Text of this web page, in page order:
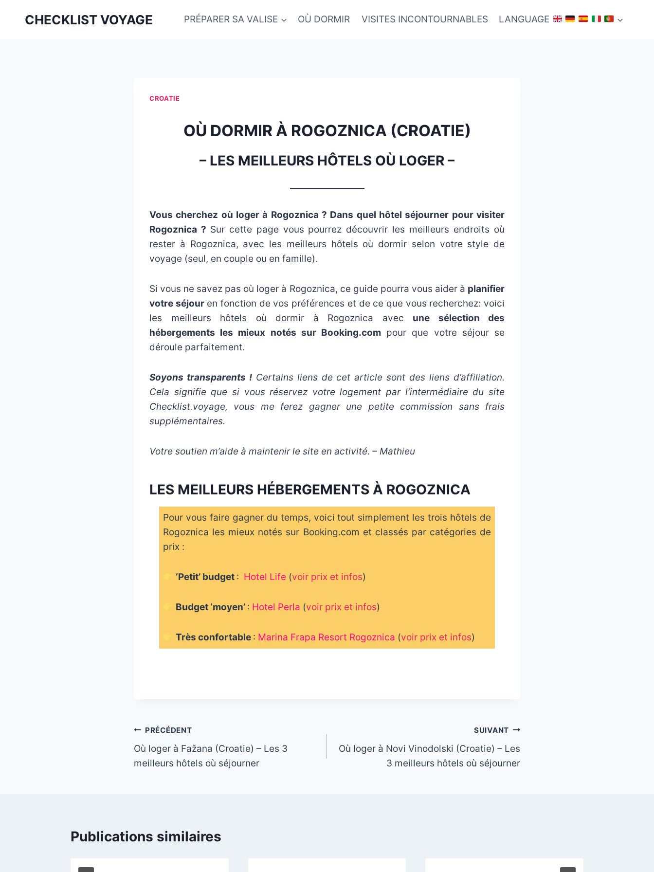
CHECKLIST VOYAGE PRÉPARER SA VALISE OÙ DORMIR VISITES INCONTOURNABLES LANGUAGE
CROATIE
OÙ DORMIR À ROGOZNICA (CROATIE)
– LES MEILLEURS HÔTELS OÙ LOGER –
Vous cherchez où loger à Rogoznica ? Dans quel hôtel séjourner pour visiter
Rogoznica ? Sur cette page vous pourrez découvrir les meilleurs endroits où
rester à Rogoznica, avec les meilleurs hôtels où dormir selon votre style de
voyage (seul, en couple ou en famille).
Si vous ne savez pas où loger à Rogoznica, ce guide pourra vous aider à planifier
votre séjouren fonction de vos préférences et de ce que vous recherchez: voici
les meilleurs hôtels où dormir à Rogoznica avec une sélection des
hébergements les mieux notés sur Booking.com pour que votre séjour se
déroule parfaitement.
Soyons transparents !Certains liens de cet article sont des liens d’affiliation.
Cela signifie que si vous réservez votre logement par l’intermédiaire du site
Checklist.voyage, vous me ferez gagner une petite commission sans frais
supplémentaires.
Votre soutien m’aide à maintenir le site en activité. – Mathieu
LES MEILLEURS HÉBERGEMENTS À ROGOZNICA
Pour vous faire gagner du temps, voici tout simplement les trois hôtels de
Rogoznica les mieux notés sur Booking.com et classés par catégories de
prix :
‘Petit’ budget : Hotel Life (voir prix et infos)
Budget ‘moyen’ : Hotel Perla (voir prix et infos)
Très confortable : Marina Frapa Resort Rogoznica (voir prix et infos)
Navigation
de
PRÉCÉDENT
Où loger à Fažana (Croatie) – Les 3
meilleurs hôtels où séjourner
SUIVANT
Où loger à Novi Vinodolski (Croatie) – Les
3 meilleurs hôtels où séjourner
Publications similaires